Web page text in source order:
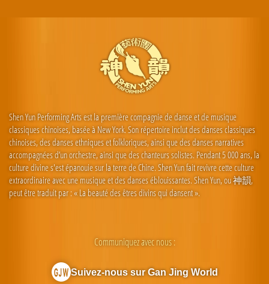
Shen Yun Performing Arts est la première compagnie de danse et de musique
classiques chinoises, basée à New York. Son répertoire inclut des danses classiques
chinoises, des danses ethniques et folkloriques, ainsi que des danses narratives
accompagnées d’un orchestre, ainsi que des chanteurs solistes. Pendant 5 000 ans, la
culture divine s'est épanouie sur la terre de Chine. Shen Yun fait revivre cette culture
extraordinaire avec une musique et des danses éblouissantes. Shen Yun, ou 神韻,
peut être traduit par : « La beauté des êtres divins qui dansent ».
Communiquez avec nous :
Suivez-nous sur Gan Jing World